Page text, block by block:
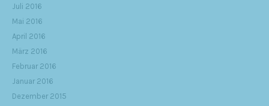
Juli 2016
Mai 2016
April 2016
März 2016
Februar 2016
Januar 2016
Dezember 2015